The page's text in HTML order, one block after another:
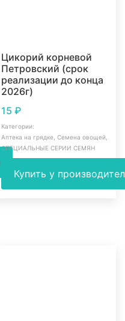
Цикорий корневой
Петровский (срок
реализации до конца
2026г)
15₽
Категории:
Аптека на грядке ,Семена овощей
СПЕЦИАЛЬНЫЕ СЕРИИ СЕМЯН
Купить у